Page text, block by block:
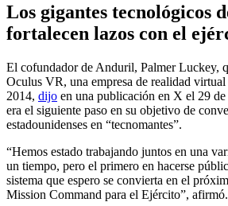
Los gigantes tecnológicos
fortalecen lazos con el
El cofundador de Anduril, Palmer Luckey,
Oculus VR, una empresa de realidad
2014, dijo en una publicación en X el 29
era el siguiente paso en su objetivo de
estadounidenses en “tecnomantes”.
“Hemos estado trabajando juntos en una
un tiempo, pero el primero en hacerse
sistema que espero se convierta en el
Mission Command para el Ejército”, afirmó.